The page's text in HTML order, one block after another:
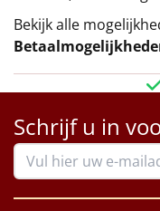
Bekijk alle
Schrijf u in